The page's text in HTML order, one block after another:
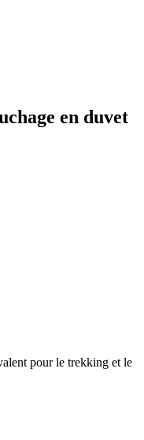
en duvet
pour le trekking et le